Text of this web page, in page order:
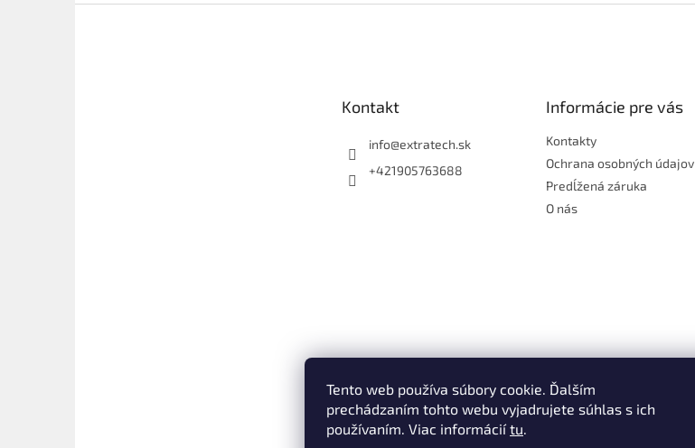
Tento web používa súbory cookie. Ďalším
prechádzaním tohto webu vyjadrujete súhlas s ich
používaním. Viac informáciítu.
Kontakt
info@extratech.sk
+421905763688
Informácie pre vás
Kontakty
Ochrana osobných údajov
Predĺžená záruka
O nás